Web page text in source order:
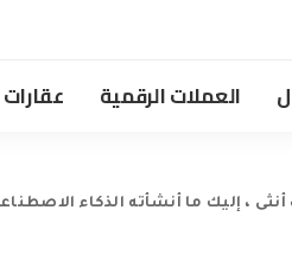
العملات الرقمية عقارات
، إليك ما أنشأته الذكاء